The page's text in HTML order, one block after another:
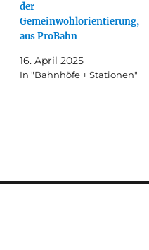
der
Gemeinwohlorientierung,
aus ProBahn
16. April 2025
In "Bahnhöfe + Stationen"